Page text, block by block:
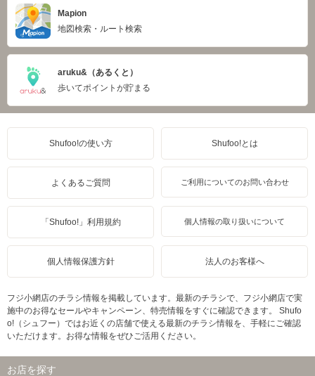
Mapion
地図検索・ルート検索
aruku&（あるくと）
歩いてポイントが貯まる
Shufoo!の使い方 Shufoo!とは
よくあるご質問 ご利用についてのお問い合わせ
「Shufoo!」利用規約 個人情報の取り扱いについて
個人情報保護方針 法人のお客様へ
フジ小網店のチラシ情報を掲載しています。最新のチラシで、フジ小網店で実
施中のお得なセールやキャンペーン、特売情報をすぐに確認できます。 Shufo
o!（シュフー）ではお近くの店舗で使える最新のチラシ情報を、手軽にご確認
いただけます。お得な情報をぜひご活用ください。
お店を探す